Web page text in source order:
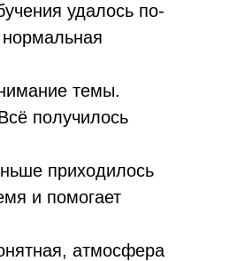
удалось по-
темы.
получилось
приходилось
и помогает
атмосфера